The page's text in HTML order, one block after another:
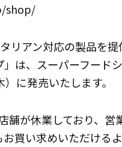
shop/
リアン対応の製品を
」は、スーパーフード
に発売いたします。
舗が休業しており、営
お買い求めいただける